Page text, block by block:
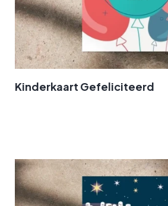
Kinderkaart Gefeliciteerd